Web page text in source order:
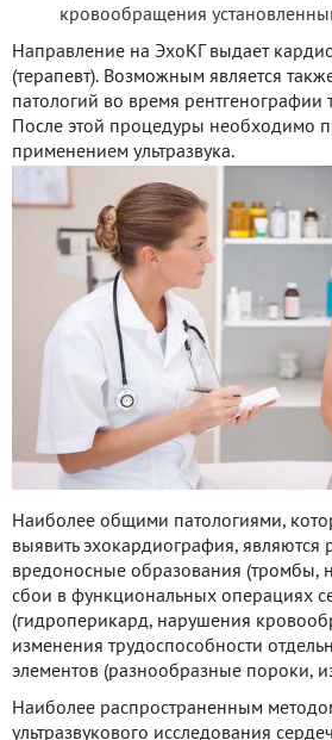
кровообращения
Направление на ЭхоКГ выдает
(терапевт). Возможным является
патологий во время рентгенографии
После этой процедуры необходимо
применением ультразвука.
Наиболее общими патологиями,
выявить эхокардиография, являются
вредоносные образования (тромбы,
сбои в функциональных операциях
(гидроперикард, нарушения
изменения трудоспособности
элементов (разнообразные пороки,
Наиболее распространенным
ультразвукового исследования